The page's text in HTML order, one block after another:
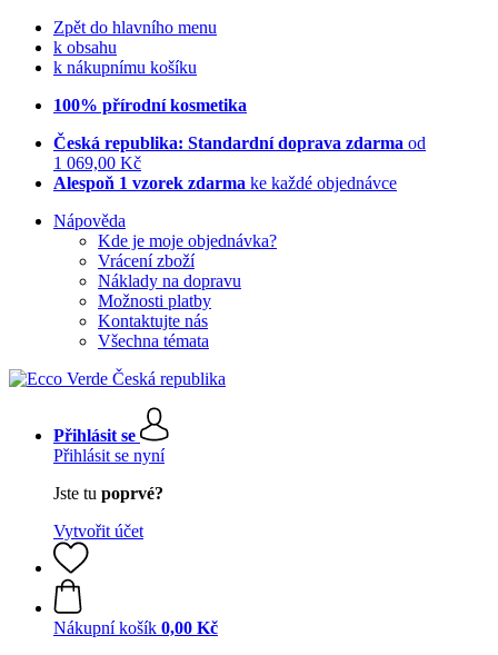
Zpět do hlavního menu
k obsahu
k nákupnímu košíku
100% přírodní kosmetika
Česká republika: Standardní doprava zdarma od
1 069,00 Kč
Alespoň 1 vzorek zdarma ke každé objednávce
Nápověda
Kde je moje objednávka?
Vrácení zboží
Náklady na dopravu
Možnosti platby
Kontaktujte nás
Všechna témata
Přihlásit se
Přihlásit se nyní
Jste tu poprvé?
Vytvořit účet
Nákupní košík 0,00 Kč